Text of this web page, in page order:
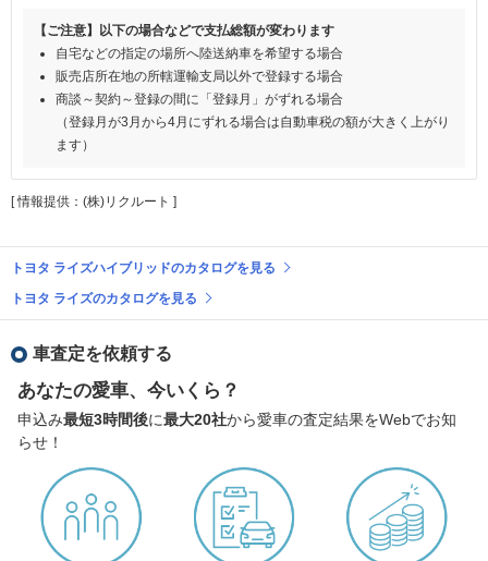
【ご注意】以下の場合などで支払総額が変わります
自宅などの指定の場所へ陸送納車を希望する場合
販売店所在地の所轄運輸支局以外で登録する場合
商談～契約～登録の間に「登録月」がずれる場合
（登録月が3月から4月にずれる場合は自動車税の額が大きく上がり
ます）
[ 情報提供：(株)リクルート ]
トヨタ ライズハイブリッドのカタログを見る
トヨタ ライズのカタログを見る
車査定を依頼する
あなたの愛車、今いくら？
申込み最短3時間後に最大20社から愛車の査定結果をWebでお知
らせ！